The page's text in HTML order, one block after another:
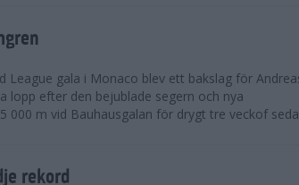
League gala i Monaco blev ett bakslag för
lopp efter den bejublade segern och nya
000 m vid Bauhausgalan för drygt tre veckof
rekord